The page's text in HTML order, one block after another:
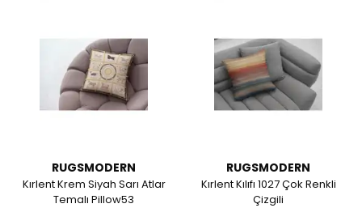
RUGSMODERN
Kırlent Krem Siyah Sarı Atlar
Temalı Pillow53
RUGSMODERN
Kırlent Kılıfı 1027 Çok Renkli
Çizgili